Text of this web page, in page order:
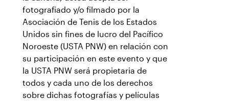
fotografiado y/o filmado por la
Asociación de Tenis de los Estados
Unidos sin fines de lucro del Pacífico
Noroeste (USTA PNW) en relación con
su participación en este evento y que
la USTA PNW será propietaria de
todos y cada uno de los derechos
sobre dichas fotografías y películas